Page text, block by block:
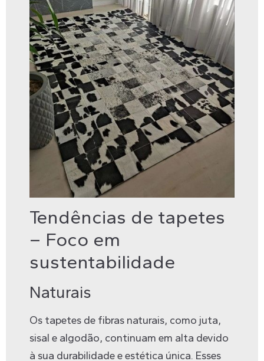
Tendências de tapetes
– Foco em
sustentabilidade
Naturais
Os tapetes de fibras naturais, como juta,
sisal e algodão, continuam em alta devido
à sua durabilidade e estética única. Esses